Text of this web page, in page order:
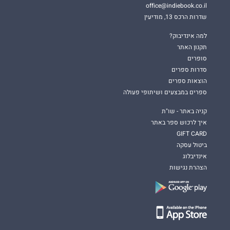
office@indiebook.co.il
שדרות הרכס 13, מודיעין
למה אינדיבוק?
תקנון האתר
סופרים
סדרות ספרים
הוצאות ספרים
ספרים במבצעים ושיתופי פעולה
קניה באתר - שו"ת
איך לרכוש ספר באתר
GIFT CARD
ביטול עסקה
אינדיבלוג
הצהרת נגישות